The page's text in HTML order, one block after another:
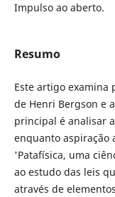
Impulso ao aberto.
Resumo
Este artigo examina
de Henri Bergson e
principal é analisar
enquanto aspiração
'Patafísica, uma
ao estudo das leis
através de